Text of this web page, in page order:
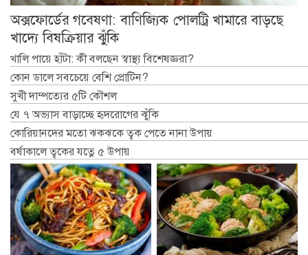
অক্সফোর্ডের গবেষণা: বাণিজ্যিক পোলট্রি খামারে বাড়ছে
খাদ্যে বিষক্রিয়ার ঝুঁকি
খালি পায়ে হাঁটা: কী বলছেন স্বাস্থ্য বিশেষজ্ঞরা?
কোন ডালে সবচেয়ে বেশি প্রোটিন?
সুখী দাম্পত্যের ৫টি কৌশল
যে ৭ অভ্যাস বাড়াচ্ছে হৃদরোগের ঝুঁকি
কোরিয়ানদের মতো ঝকঝকে ত্বক পেতে নানা উপায়
বর্ষাকালে ত্বকের যত্নে ৫ উপায়